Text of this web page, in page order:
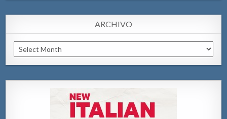
ARCHIVO
Archivo